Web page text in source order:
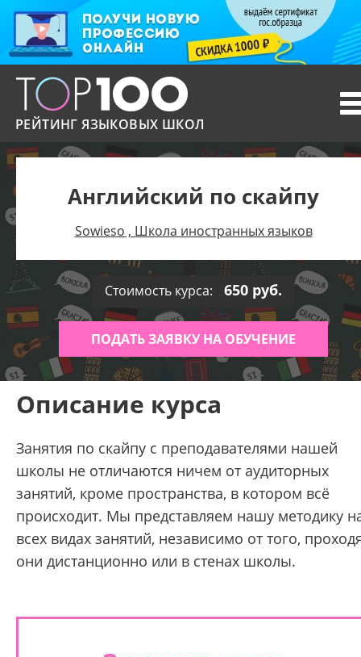
РЕЙТИНГ ЯЗЫКОВЫХ ШКОЛ
Английский по скайпу
Sowieso , Школа иностранных языков
Стоимость курса: 650 руб.
ПОДАТЬ ЗАЯВКУ НА ОБУЧЕНИЕ
Описание курса
Занятия по скайпу с преподавателями нашей
школы не отличаются ничем от аудиторных
занятий, кроме пространства, в котором всё
происходит. Мы представляем нашу методику
всех видах занятий, независимо от того,
они дистанционно или в стенах школы.